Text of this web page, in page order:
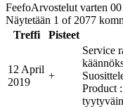
FeefoArvostelut varten
Näytetään 1 of 2077
Treffi
Pisteet
12 April
2019
+
Service
Product